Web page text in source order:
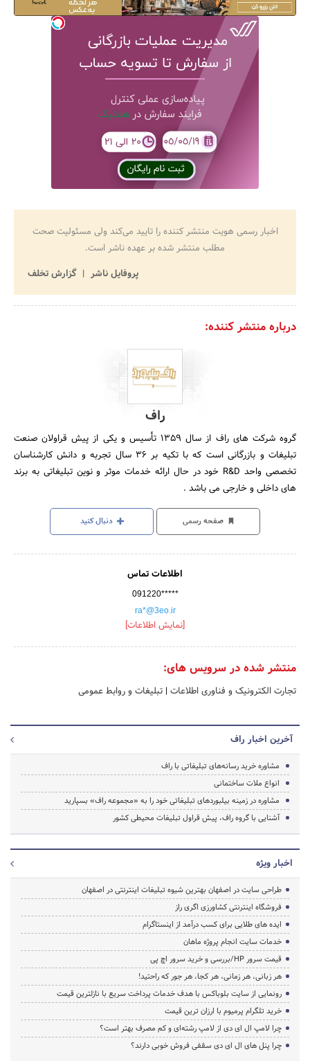
اخبار رسمی هویت منتشر کننده را تایید می‌کند ولی مسئولیت صحت
مطلب منتشر شده بر عهده ناشر است.
پروفایل ناشر
گزارش تخلف
درباره منتشر کننده:
راف
گروه شرکت های راف از سال 1359 تأسیس و یکی از پیش قراولان صنعت
تبلیغات و بازرگانی است که با تکیه بر 36 سال تجربه و دانش کارشناسان
تخصصی واحد R&D خود در حال ارائه خدمات موثر و نوین تبلیغاتی به برند
های داخلی و خارجی می باشد .
صفحه رسمی دنبال کنید
اطلاعات تماس
091220*****
ra*@3eo.ir
[نمایش اطلاعات]
منتشر شده در سرویس های:
تجارت الکترونیک و فناوری اطلاعات | تبلیغات و روابط عمومی
آخرین اخبار راف
مشاوره خرید رسانه‌های تبلیغاتی با راف
انواع ملات ساختمانی
مشاوره در زمینه بیلبوردهای تبلیغاتی خود را به «مجموعه راف» بسپارید
آشنایی با گروه راف، پیش قراول تبلیغات محیطی کشور
اخبار ویژه
طراحی سایت در اصفهان بهترین شیوه تبلیغات اینترنتی در اصفهان
فروشگاه اینترنتی کشاورزی اگری راز
ایده های طلایی برای کسب درآمد از اینستاگرام
خدمات سایت انجام پروژه ماهان
قیمت سرور HP/بررسی و خرید سرور اچ پی
هر زبانی، هر زمانی، هر کجا، هر جور که راحتید!
رونمایی از سایت بلوباکس با هدف خدمات پرداخت سریع با نازلترین قیمت
خرید تلگرام پرمیوم با ارزان ترین قیمت
چرا لامپ ال ای دی از لامپ رشته‌ای و کم مصرف بهتر است؟
چرا پنل های ال ای دی سقفی فروش خوبی دارند؟